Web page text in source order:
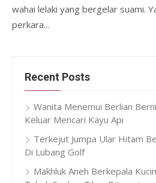
wahai lelaki yang bergelar suami.
perkara...
Recent Posts
Wanita Menemui Berlian
Keluar Mencari Kayu Api
Terkejut Jumpa Ular Hitam
Di Lubang Golf
Makhluk Aneh Berkepala